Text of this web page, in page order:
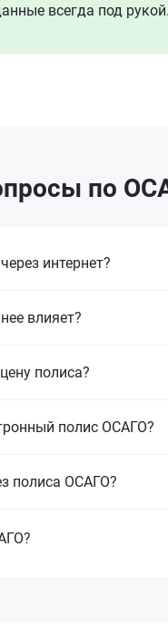
всегда под рукой.
по
интернет?
влияет?
полиса?
полис ОСАГО?
полиса ОСАГО?